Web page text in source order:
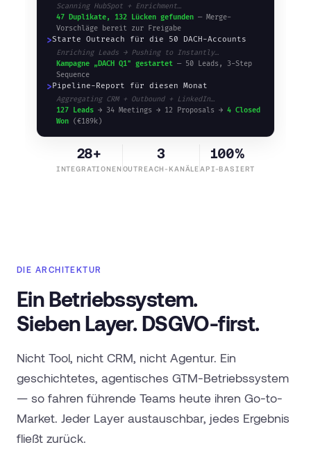
Scanning HubSpot + Enrichment…
47 Duplikate, 132 Lücken gefunden — Merge-
Vorschläge bereit zur Freigabe
>Starte Outreach für die 50 DACH-Accounts
Enriching Leads → Pushing to Instantly…
Kampagne „DACH Q1" gestartet — 50 Leads, 3-Step
Sequence
>Pipeline-Report für diesen Monat
Aggregating CRM + Outbound + LinkedIn…
127 Leads → 34 Meetings → 12 Proposals → 4 Closed
Won (€189k)
28+
INTEGRATIONEN
3
OUTREACH-KANÄLE
100%
API-BASIERT
DIE ARCHITEKTUR
Ein Betriebssystem.
Sieben Layer. DSGVO-first.
Nicht Tool, nicht CRM, nicht Agentur. Ein
geschichtetes, agentisches GTM-Betriebssystem
— so fahren führende Teams heute ihren Go-to-
Market. Jeder Layer austauschbar, jedes Ergebnis
fließt zurück.